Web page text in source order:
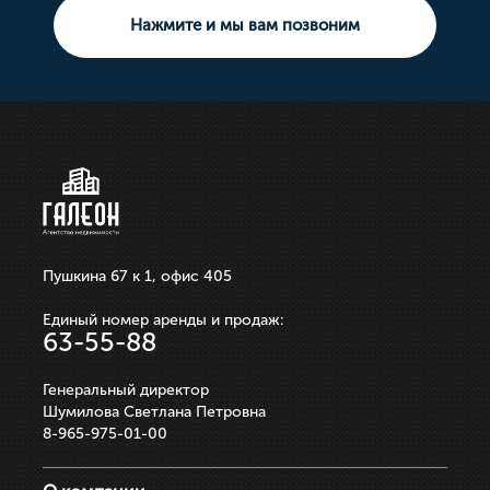
ЗАПИСАТЬСЯ НА ПРОСМОТР
750 000р.
10 000 000р.
ЗАПИСАТЬСЯ НА ПРОСМОТР
21 100 000р.
Нажмите и мы вам позвоним
Пушкина 67 к 1, офис 405
Единый номер аренды и продаж:
63-55-88
Генеральный директор
Шумилова Светлана Петровна
8-965-975-01-00